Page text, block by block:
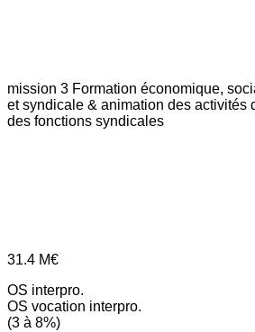
mission 3 Formation économique,
et syndicale & animation des activités
des fonctions syndicales
31.4 M€
OS interpro.
OS vocation interpro.
(3 à 8%)